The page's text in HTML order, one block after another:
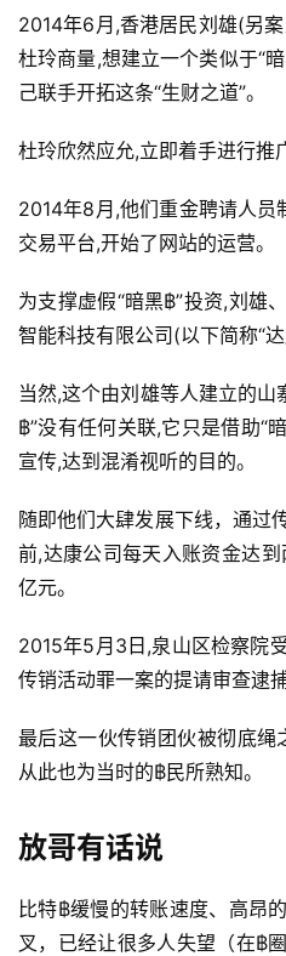
2014年6月,香港居民刘雄(另
杜玲商量,想建立一个类似于“
己联手开拓这条“生财之道”。
杜玲欣然应允,立即着手进行推
2014年8月,他们重金聘请人员
交易平台,开始了网站的运营。
为支撑虚假“暗黑฿”投资,刘雄
智能科技有限公司(以下简称“达
当然,这个由刘雄等人建立的山
฿”没有任何关联,它只是借助“
宣传,达到混淆视听的目的。
随即他们大肆发展下线，通过
前,达康公司每天入账资金达
亿元。
2015年5月3日,泉山区检察院
传销活动罪一案的提请审查逮
最后这一伙传销团伙被彻底绳
从此也为当时的฿民所熟知。
放哥有话说
比特฿缓慢的转账速度、高昂
叉，已经让很多人失望（在฿